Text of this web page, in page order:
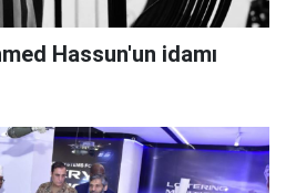
Hassun'un idamı